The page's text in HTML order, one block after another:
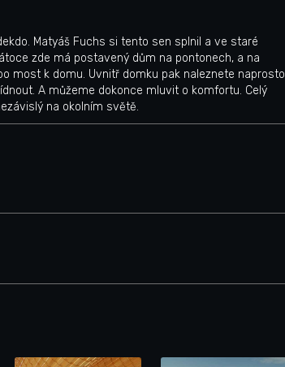
Matyáš Fuchs si tento sen splnil a ve staré
zde má postavený dům na pontonech, a na
most k domu. Uvnitř domku pak naleznete naprosto
A můžeme dokonce mluvit o komfortu. Celý
na okolním světě.